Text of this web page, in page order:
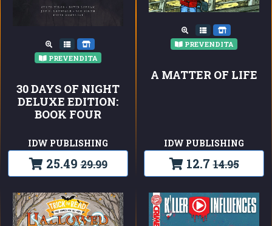
PREVENDITA
30 DAYS OF NIGHT
DELUXE EDITION:
BOOK FOUR
IDW PUBLISHING
25.49 29.99
PREVENDITA
A MATTER OF LIFE
IDW PUBLISHING
12.7 14.95